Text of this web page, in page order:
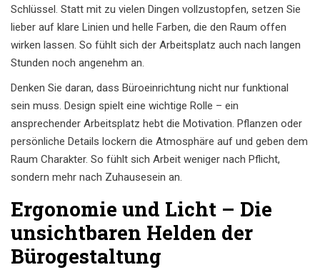
Schlüssel. Statt mit zu vielen Dingen vollzustopfen, setzen Sie
lieber auf klare Linien und helle Farben, die den Raum offen
wirken lassen. So fühlt sich der Arbeitsplatz auch nach langen
Stunden noch angenehm an.
Denken Sie daran, dass Büroeinrichtung nicht nur funktional
sein muss. Design spielt eine wichtige Rolle – ein
ansprechender Arbeitsplatz hebt die Motivation. Pflanzen oder
persönliche Details lockern die Atmosphäre auf und geben dem
Raum Charakter. So fühlt sich Arbeit weniger nach Pflicht,
sondern mehr nach Zuhausesein an.
Ergonomie und Licht – Die
unsichtbaren Helden der
Bürogestaltung